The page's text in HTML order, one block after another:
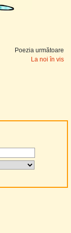
Poezia următoare
La noi în vis